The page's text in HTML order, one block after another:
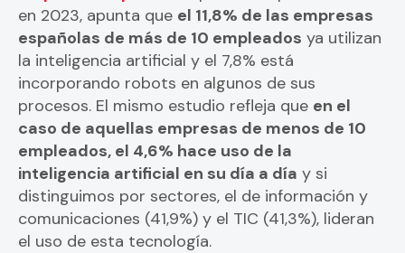
en 2023, apunta que el 11,8% de las empresas
españolas de más de 10 empleados ya utilizan
la inteligencia artificial y el 7,8% está
incorporando robots en algunos de sus
procesos. El mismo estudio refleja que en el
caso de aquellas empresas de menos de 10
empleados, el 4,6% hace uso de la
inteligencia artificial en su día a día y si
distinguimos por sectores, el de información y
comunicaciones (41,9%) y el TIC (41,3%), lideran
el uso de esta tecnología.